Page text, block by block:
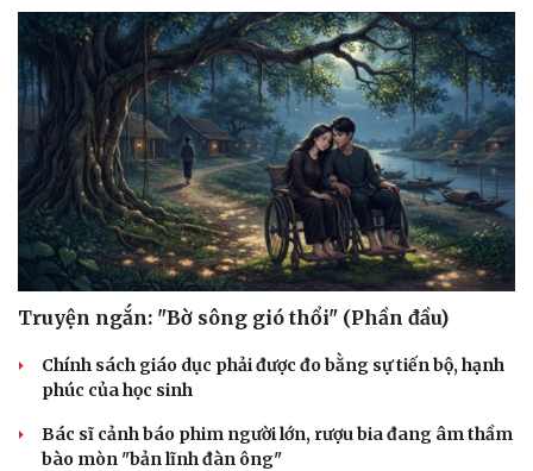
Truyện ngắn: "Bờ sông gió thổi" (Phần đầu)
Chính sách giáo dục phải được đo bằng sự tiến bộ, hạnh
phúc của học sinh
Bác sĩ cảnh báo phim người lớn, rượu bia đang âm thầm
bào mòn "bản lĩnh đàn ông"